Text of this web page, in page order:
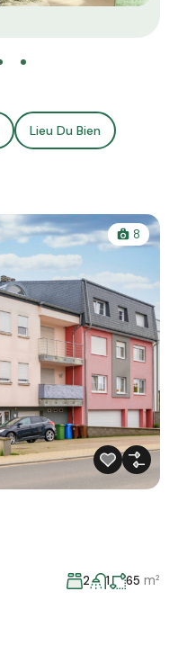
Lieu Du Bien
8
2 1 65 m²